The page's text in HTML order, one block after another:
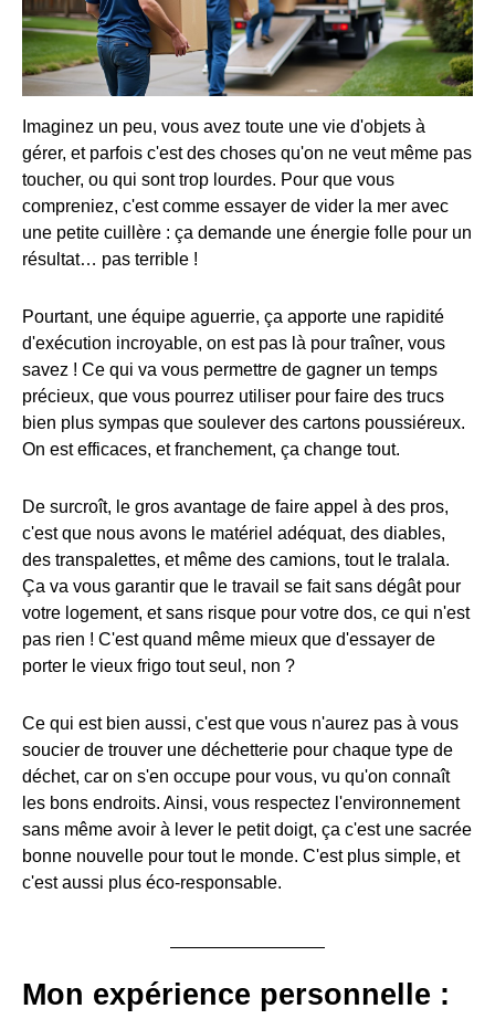
Imaginez un peu, vous avez toute une vie d'objets à
gérer, et parfois c'est des choses qu'on ne veut même pas
toucher, ou qui sont trop lourdes. Pour que vous
compreniez, c'est comme essayer de vider la mer avec
une petite cuillère : ça demande une énergie folle pour un
résultat… pas terrible !
Pourtant, une équipe aguerrie, ça apporte une rapidité
d'exécution incroyable, on est pas là pour traîner, vous
savez ! Ce qui va vous permettre de gagner un temps
précieux, que vous pourrez utiliser pour faire des trucs
bien plus sympas que soulever des cartons poussiéreux.
On est efficaces, et franchement, ça change tout.
De surcroît, le gros avantage de faire appel à des pros,
c'est que nous avons le matériel adéquat, des diables,
des transpalettes, et même des camions, tout le tralala.
Ça va vous garantir que le travail se fait sans dégât pour
votre logement, et sans risque pour votre dos, ce qui n'est
pas rien ! C'est quand même mieux que d'essayer de
porter le vieux frigo tout seul, non ?
Ce qui est bien aussi, c'est que vous n'aurez pas à vous
soucier de trouver une déchetterie pour chaque type de
déchet, car on s'en occupe pour vous, vu qu'on connaît
les bons endroits. Ainsi, vous respectez l'environnement
sans même avoir à lever le petit doigt, ça c'est une sacrée
bonne nouvelle pour tout le monde. C'est plus simple, et
c'est aussi plus éco-responsable.
Mon expérience personnelle :